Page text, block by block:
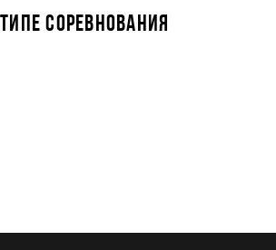
СОРЕВНОВАНИЯ